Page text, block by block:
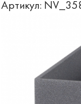
Артикул: